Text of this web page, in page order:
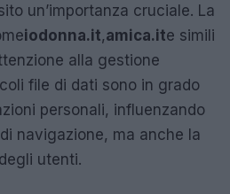
un’importanza cruciale. La
iodonna.it,amica.ite simili
alla gestione
file di dati sono in grado
personali, influenzando
navigazione, ma anche la
utenti.